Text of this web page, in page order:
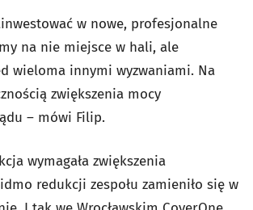
w nowe, profesjonalne
na nie miejsce w hali, ale
wieloma innymi wyzwaniami. Na
zwiększenia mocy
– mówi Filip.
wymagała zwiększenia
redukcji zespołu zamieniło się w